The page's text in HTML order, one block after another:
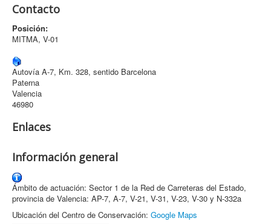
Archivo
Formularios
Contacto
Posición:
MITMA, V-01
Autovía A-7, Km. 328, sentido Barcelona
Paterna
Valencia
46980
Enlaces
Información general
Ámbito de actuación: Sector 1 de la Red de Carreteras del Estado,
provincia de Valencia: AP-7, A-7, V-21, V-31, V-23, V-30 y N-332a
Ubicación del Centro de Conservación: Google Maps